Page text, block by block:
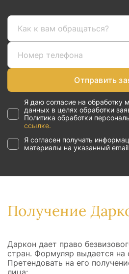
Отправить
Я даю согласие на обработку
данных в целях обработки
Политика обработки
ссылке.
Я согласен получать
материалы на указанный
Получение
Даркон дает право
стран. Формуляр выдается на
Претендовать на его
лица: